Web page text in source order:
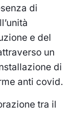
di
e del
un
di
anti covid.
tra il